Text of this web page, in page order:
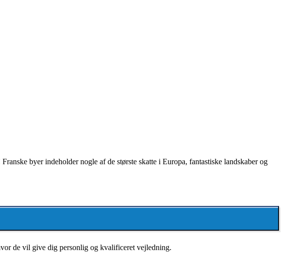
byer indeholder nogle af de største skatte i Europa, fantastiske landskaber og
rejsedestinationer i Europa, hvis I vil på
store og flotte naturoplevelser eller kultur, så har vi en ferie, som passer til dig
de vil give dig personlig og kvalificeret vejledning.